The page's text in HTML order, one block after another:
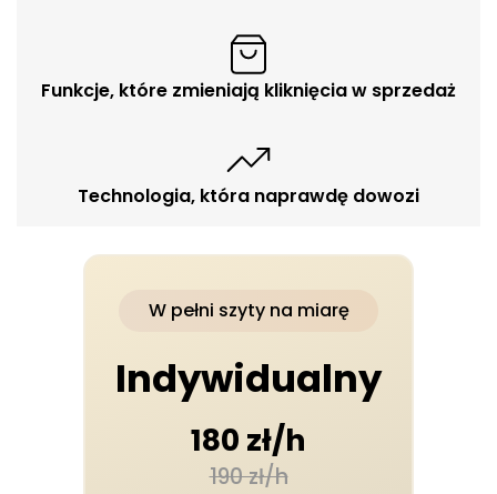
Funkcje, które zmieniają kliknięcia w sprzedaż
Technologia, która naprawdę dowozi
W pełni szyty na miarę
Indywidualny
180 zł/h
190 zł/h